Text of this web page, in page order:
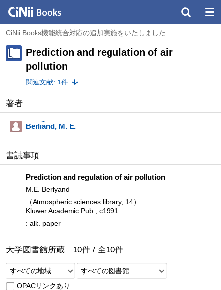
CiNii Books機能統合対応の追加実施をいたしました
Prediction and regulation of air
pollution
関連文献: 1件
著者
Berli︠a︡nd, M. E.
書誌事項
Prediction and regulation of air pollution
M.E. Berlyand
（Atmospheric sciences library, 14）
Kluwer Academic Pub., c1991
: alk. paper
大学図書館所蔵 10件 / 全10件
すべての地域
すべての図書館
OPACリンクあり